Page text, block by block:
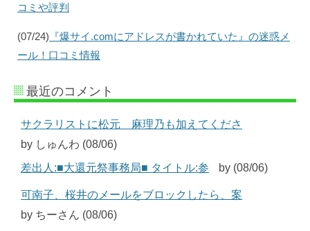
コミや評判
(07/24) 『爆サイ.comにアドレスが書かれていた』の迷惑メ
ール！口コミ情報
最近のコメント
サクラリストに松元 麻理乃も加えてくださ
by しゅんわ (08/06)
差出人:■大還元祭事務局■ タイトル:参
by (08/06)
可南子、桜井のメールをブロックしたら、案
by ちーさん (08/06)